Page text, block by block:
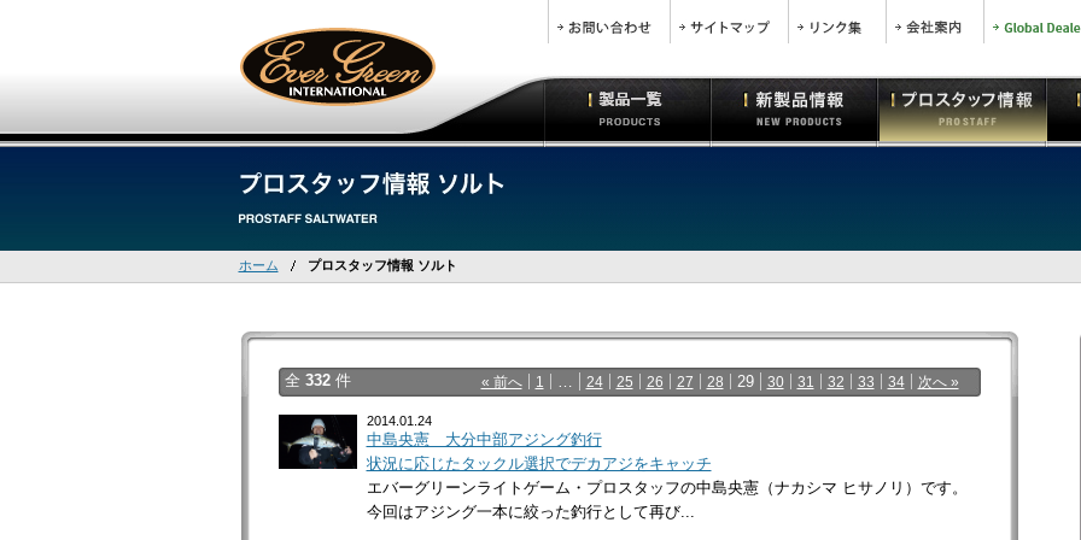
ホーム プロスタッフ情報 ソルト
« 前へ 1 … 24 25 26 27 28 29 30 31 32 33 34 次へ »
全 332件
2014.01.24
中島央憲 大分中部アジング釣行
状況に応じたタックル選択でデカアジをキャッチ
エバーグリーンライトゲーム・プロスタッフの中島央憲（ナカシマ ヒサノリ）です。
今回はアジング一本に絞った釣行として再び...